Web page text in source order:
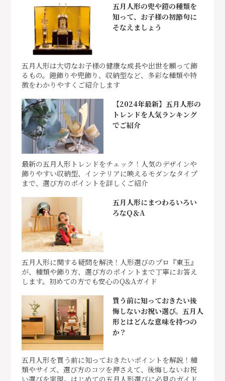
五月人形の兜や鎧の種類を
知って、お子様の初節句に
そなえましょう
五月人形は大切なお子様の健康な成長や出世を願って飾
るもの。鎧飾りや兜飾り、収納型など、多彩な種類や特
徴をわかりやすくご紹介します
【2024年最新】五月人形の
トレンドを人気ランキング
でご紹介
最新の五月人形トレンドをチェック！人気のデザインや
飾りやすい収納型、インテリアに映えるモダンなタイプ
まで、選び方のポイントを詳しくご紹介
五月人形にまつわるいろい
ろなQ＆A
五月人形に関する疑問を解決！人形選びのプロ『東玉』
が、種類や飾り方、選び方のポイントまで丁寧にお答え
します。初めての方でも安心のQ&Aガイド
買う前に知っておきたい後
悔しないお祝い選び。五月人
形とはどんな意味を持つの
か？
五月人形を買う前に知っておきたいポイントを解説！種
類やサイズ、選び方のコツを押さえて、後悔しないお祝